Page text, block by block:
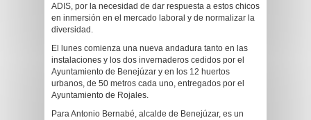
ADIS, por la necesidad de dar respuesta a estos chicos
en inmersión en el mercado laboral y de normalizar la
diversidad.
El lunes comienza una nueva andadura tanto en las
instalaciones y los dos invernaderos cedidos por el
Ayuntamiento de Benejúzar y en los 12 huertos
urbanos, de 50 metros cada uno, entregados por el
Ayuntamiento de Rojales.
Para Antonio Bernabé, alcalde de Benejúzar, es un